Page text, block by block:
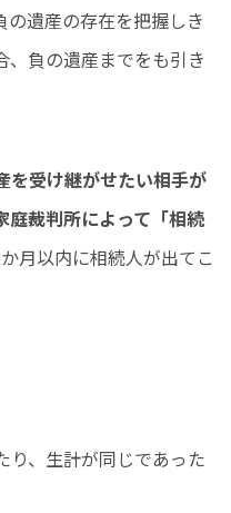
遺産の存在を把握しき
、負の遺産までをも引き
を受け継がせたい相手が
庭裁判所によって「相続
月以内に相続人が出てこ
り、生計が同じであった